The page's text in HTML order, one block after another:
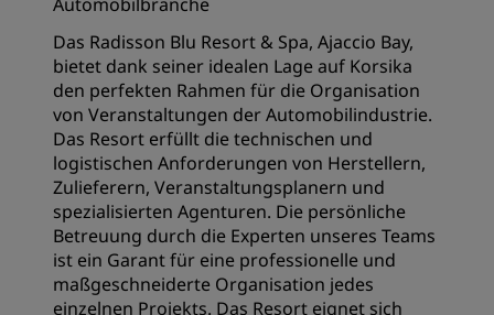
Das Radisson Blu Resort & Spa, Ajaccio Bay,
bietet dank seiner idealen Lage auf Korsika
den perfekten Rahmen für die Organisation
von Veranstaltungen der Automobilindustrie.
Das Resort erfüllt die technischen und
logistischen Anforderungen von Herstellern,
Zulieferern, Veranstaltungsplanern und
spezialisierten Agenturen. Die persönliche
Betreuung durch die Experten unseres Teams
ist ein Garant für eine professionelle und
maßgeschneiderte Organisation jedes
einzelnen Projekts. Das Resort eignet sich